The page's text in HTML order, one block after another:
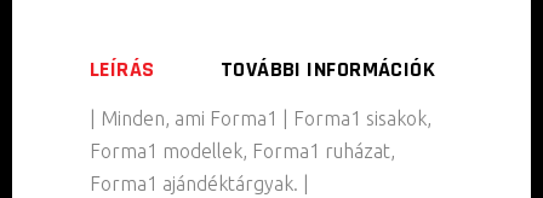
LEÍRÁS TOVÁBBI INFORMÁCIÓK
| Minden, ami Forma1 | Forma1 sisakok,
Forma1 modellek, Forma1 ruházat,
Forma1 ajándéktárgyak. |